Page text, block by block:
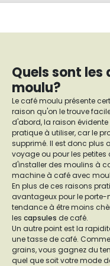
Quels sont
moulu?
Le café moulu présente
raison qu'on le trouve
d'abord, la raison
pratique à utiliser, car le
supprimé. Il est donc plus
voyage ou pour les
d'installer des moulins à
machine à café avec
En plus de ces raisons
avantageux pour le
tendance à être moins
les capsules de café.
Un autre point est la
une tasse de café.
grains, vous gagnez du
quel que soit votre mode